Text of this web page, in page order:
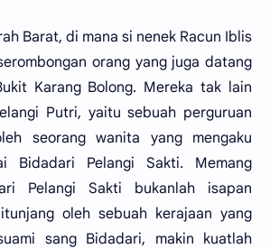
Barat, di mana si nenek Racun Iblis
orang yang juga datang
Karang Bolong. Mereka tak lain
Putri, yaitu sebuah perguruan
seorang wanita yang mengaku
Bidadari Pelangi Sakti. Memang
Pelangi Sakti bukanlah isapan
oleh sebuah kerajaan yang
sang Bidadari, makin kuatlah